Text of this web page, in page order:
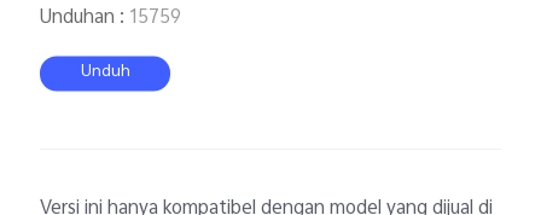
Unduhan : 15759
Unduh